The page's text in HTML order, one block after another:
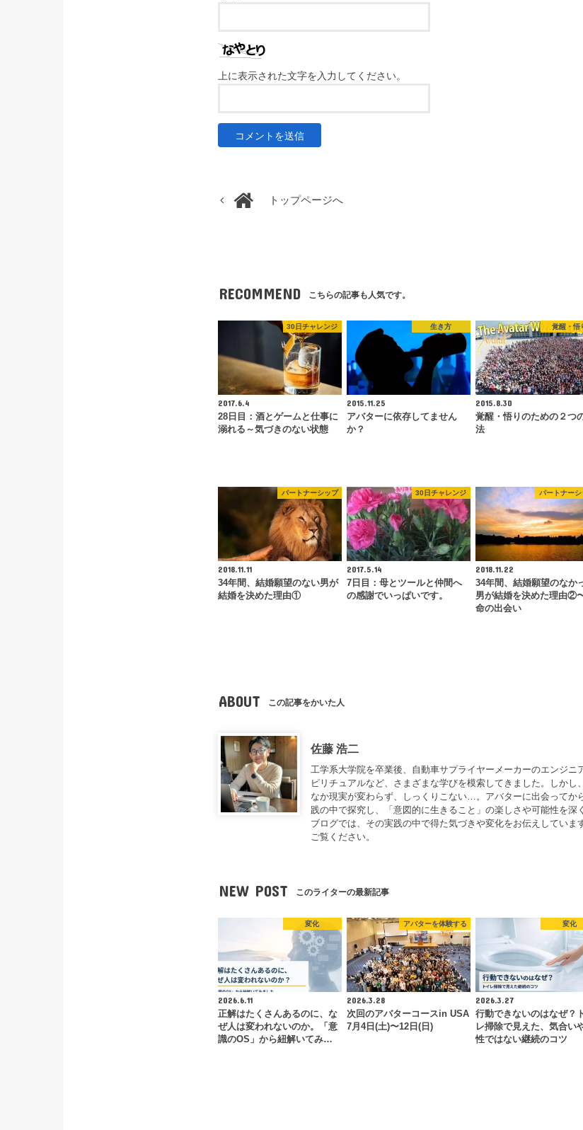
上に表示された文字を入力してください。
トップページへ
RECOMMEND こちらの記事も人気です。
30日チャレンジ
2017.6.4
28日目：酒とゲームと仕事に
溺れる～気づきのない状態
生き方
2015.11.25
アバターに依存してません
か？
覚醒・悟
2015.8.30
覚醒・悟りのための２つ
法
パートナーシップ
2018.11.11
34年間、結婚願望のない男が
結婚を決めた理由①
30日チャレンジ
2017.5.14
7日目：母とツールと仲間へ
の感謝でいっぱいです。
パートナーシ
2018.11.22
34年間、結婚願望のなか
男が結婚を決めた理由②
命の出会い
ABOUT この記事をかいた人
佐藤 浩二
工学系大学院を卒業後、自動車サプライヤーメーカーのエンジニ
ピリチュアルなど、さまざまな学びを模索してきました。しかし
なか現実が変わらず、しっくりこない…。アバターに出会ってか
践の中で探究し、「意図的に生きること」の楽しさや可能性を深
ブログでは、その実践の中で得た気づきや変化をお伝えしていま
ご覧ください。
NEW POST このライターの最新記事
変化
2026.6.11
正解はたくさんあるのに、な
ぜ人は変われないのか。「意
識のOS」から紐解いてみ…
アバターを体験する
2026.3.28
次回のアバターコースin USA
7月4日(土)〜12日(日)
変化
2026.3.27
行動できないのはなぜ？
レ掃除で見えた、気合い
性ではない継続のコツ